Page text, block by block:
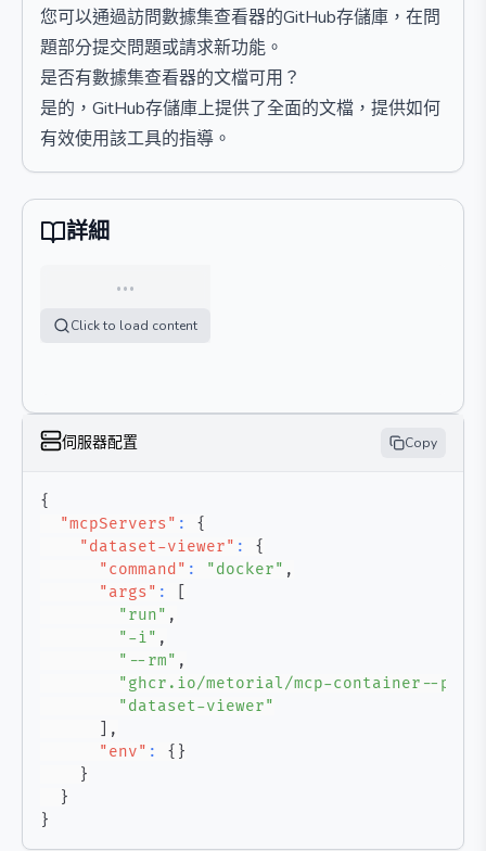
您可以通過訪問數據集查看器的GitHub存儲庫，在問
題部分提交問題或請求新功能。
是否有數據集查看器的文檔可用？
是的，GitHub存儲庫上提供了全面的文檔，提供如何
有效使用該工具的指導。
詳細
…
Click to load content
伺服器配置 Copy
{
"mcpServers" :
{
"dataset-viewer" :
{
"command" : "docker" ,
"args" :
"run" ,
"-i" ,
"--rm" ,
"ghcr.io/metorial/mcp-container--
"dataset-viewer"
,
"env" : { }
}
}
}